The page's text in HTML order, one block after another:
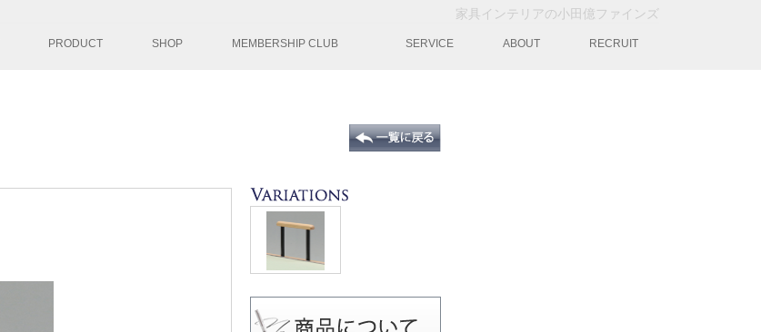
家具インテリアの小田億ファインズ
PRODUCT SHOP MEMBERSHIP CLUB SERVICE ABOUT RECRUIT